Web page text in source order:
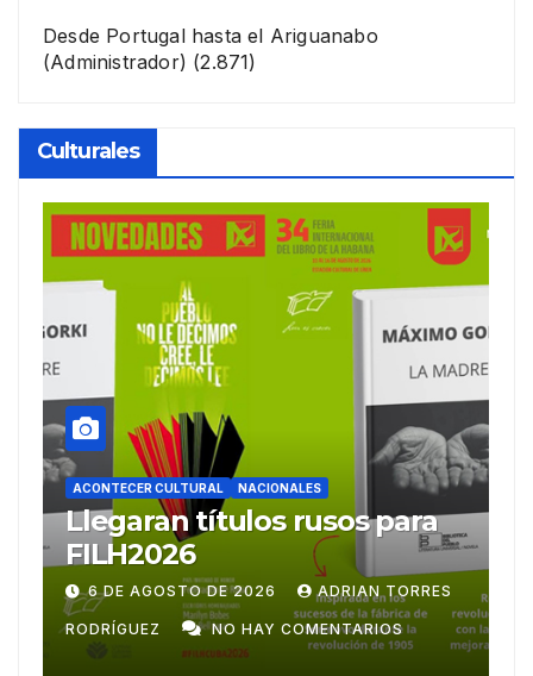
Desde Portugal hasta el Ariguanabo
(Administrador) (2.871)
Culturales
ACONTECER CULTURAL
Ballet Laura Alonso
emprende gira
centroamericana
28 DE JULIO DE 2026 ADRIAN TORRES
RODRÍGUEZ NO HAY COMENTARIOS